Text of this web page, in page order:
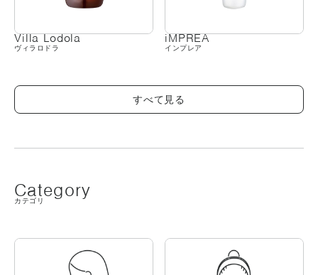
Villa Lodola
ヴィラロドラ
iMPREA
インプレア
すべて見る
Category
カテゴリ